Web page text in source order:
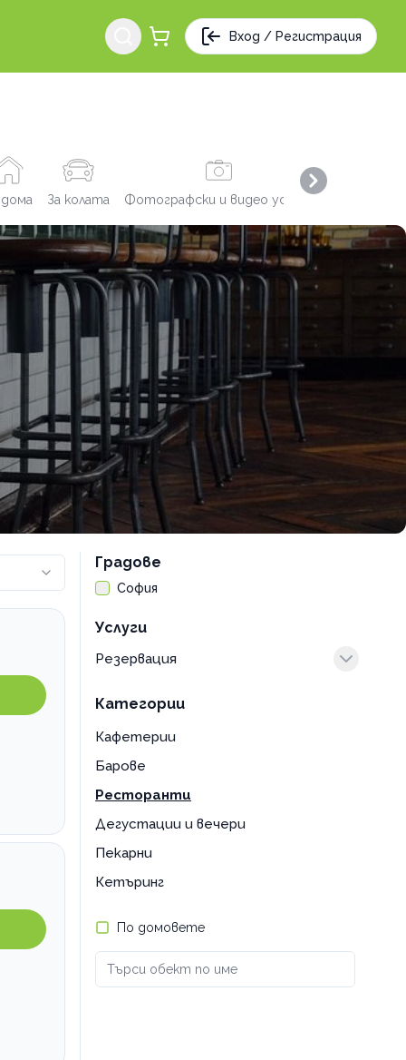
Вход / Регистрация
За колата Фотографски и видео услуги
Next slide
Градове
София
Услуги
Резервация
Категории
Кафетерии
Барове
Ресторанти
Дегустации и вечери
Пекарни
Кетъринг
По домовете